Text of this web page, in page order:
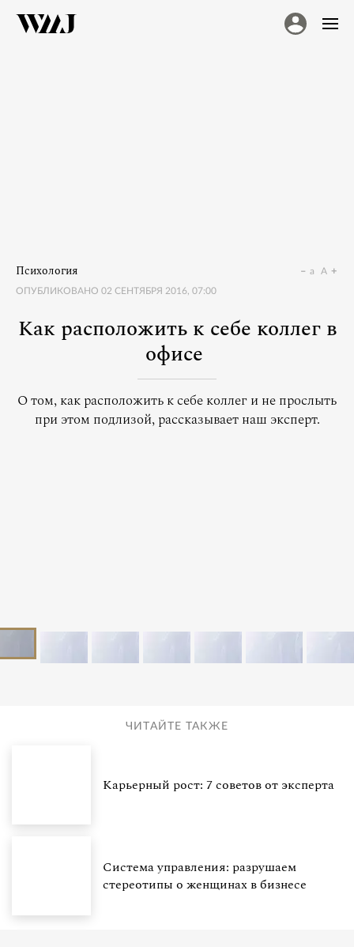
Психология
ОПУБЛИКОВАНО 02 СЕНТЯБРЯ 2016, 07:00
a A
Как расположить к себе коллег в
офисе
О том, как расположить к себе коллег и не прослыть
при этом подлизой, рассказывает наш эксперт.
ЧИТАЙТЕ ТАКЖЕ
Карьерный рост: 7 советов от эксперта
Система управления: разрушаем
стереотипы о женщинах в бизнесе